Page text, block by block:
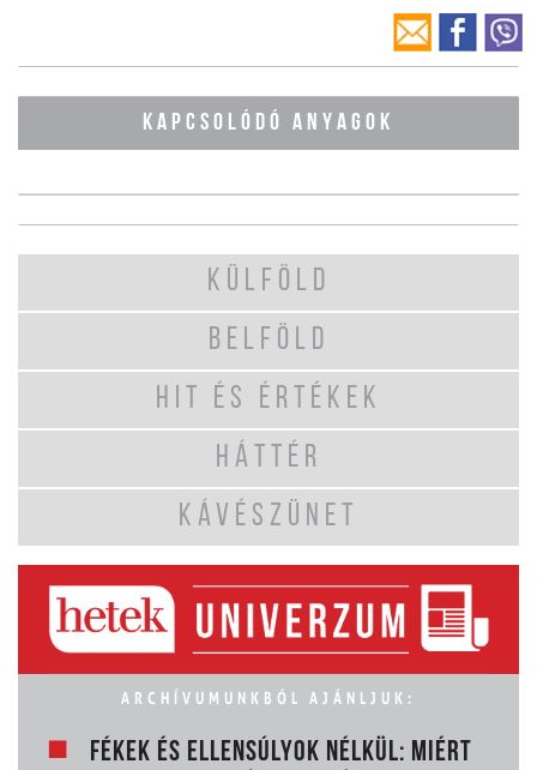
KAPCSOLÓDÓ ANYAGOK
KÜLFÖLD
BELFÖLD
HIT ÉS ÉRTÉKEK
HÁTTÉR
KÁVÉSZÜNET
ARCHÍVUMUNKBÓL AJÁNLJUK:
FÉKEK ÉS ELLENSÚLYOK NÉLKÜL: MIÉRT